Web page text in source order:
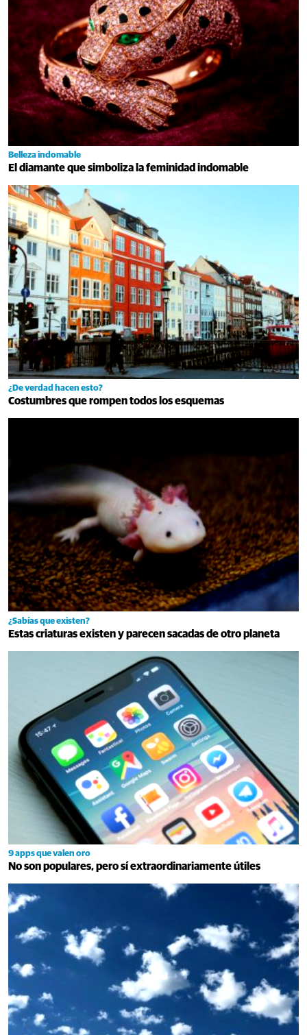
Belleza indomable
El diamante que simboliza la feminidad indomable
¿De verdad hacen esto?
Costumbres que rompen todos los esquemas
¿Sabías que existen?
Estas criaturas existen y parecen sacadas de otro planeta
9 apps que valen oro
No son populares, pero sí extraordinariamente útiles